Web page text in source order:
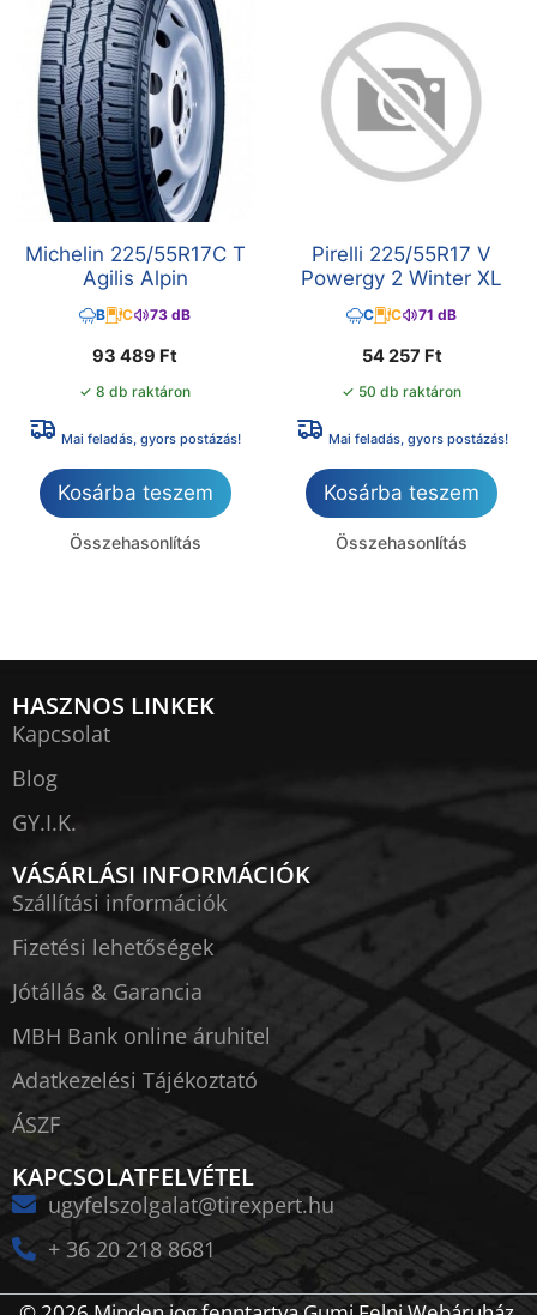
Michelin 225/55R17C T
Agilis Alpin
B C 73 dB
93 489 Ft
✓ 8 db raktáron
Mai feladás, gyors postázás!
Kosárba teszem
Összehasonlítás
Pirelli 225/55R17 V
Powergy 2 Winter XL
C C 71 dB
54 257 Ft
✓ 50 db raktáron
Mai feladás, gyors postázás!
Kosárba teszem
Összehasonlítás
HASZNOS LINKEK
Kapcsolat
Blog
GY.I.K.
VÁSÁRLÁSI INFORMÁCIÓK
Szállítási információk
Fizetési lehetőségek
Jótállás & Garancia
MBH Bank online áruhitel
Adatkezelési Tájékoztató
ÁSZF
KAPCSOLATFELVÉTEL
ugyfelszolgalat@tirexpert.hu
+ 36 20 218 8681